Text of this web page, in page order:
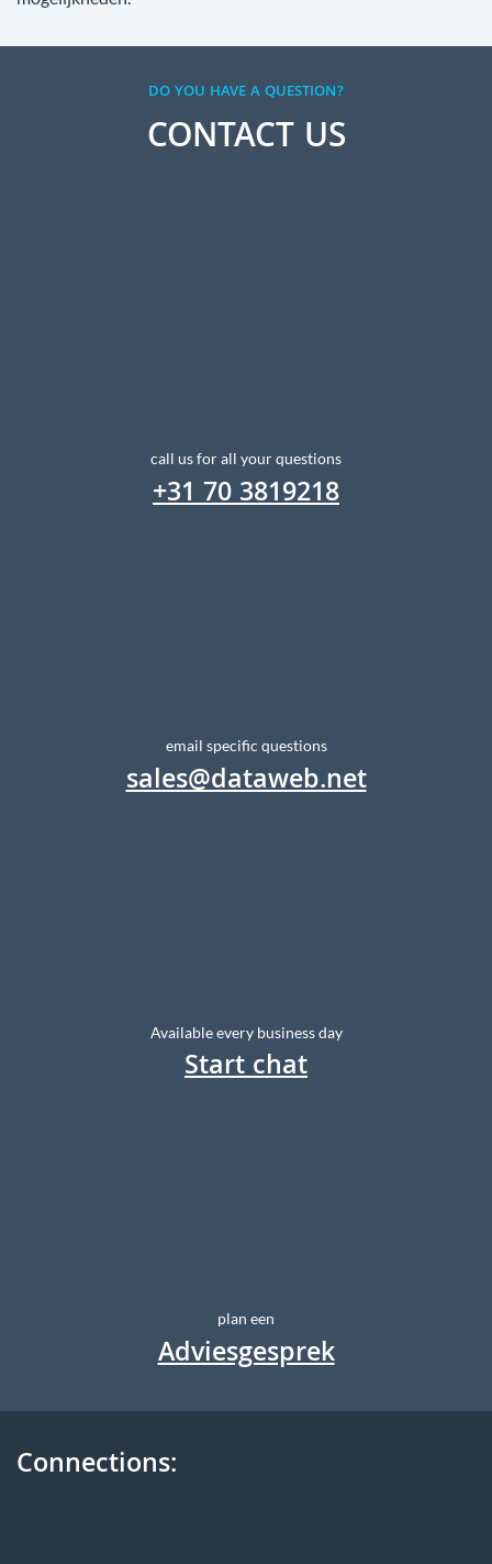
DO YOU HAVE A QUESTION?
CONTACT US
call us for all your questions
+31 70 3819218
email specific questions
sales@dataweb.net
Available every business day
Start chat
plan een
Adviesgesprek
Connections: